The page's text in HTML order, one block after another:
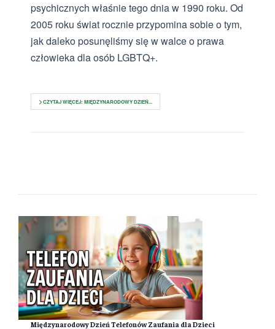
psychicznych właśnie tego dnia w 1990 roku. Od
2005 roku świat rocznie przypomina sobie o tym,
jak daleko posunęliśmy się w walce o prawa
człowieka dla osób LGBTQ+.
CZYTAJ WIĘCEJ: MIĘDZYNARODOWY DZIEŃ...
Międzynarodowy Dzień Telefonów Zaufania dla Dzieci